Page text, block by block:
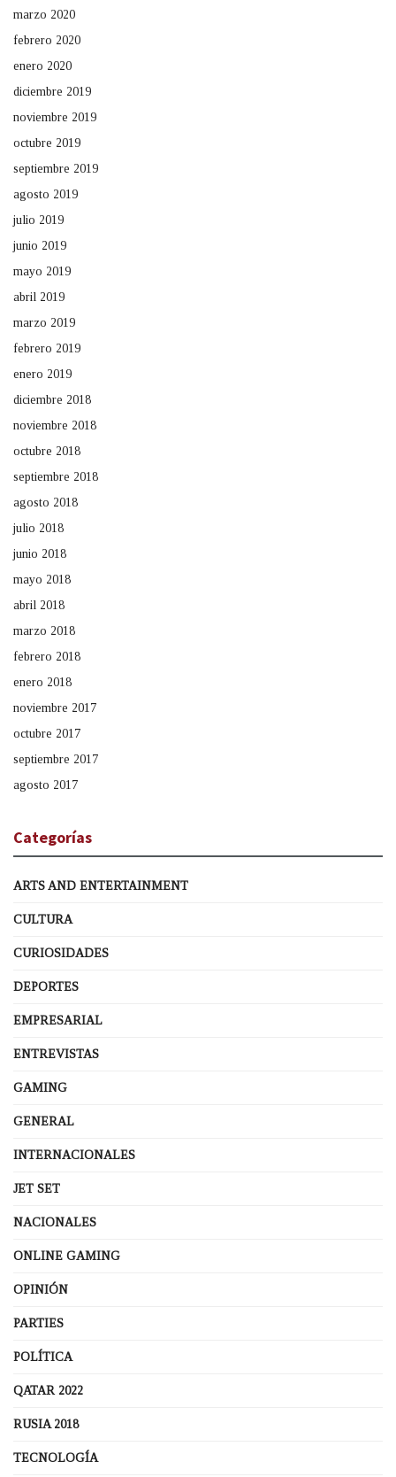
marzo 2020
febrero 2020
enero 2020
diciembre 2019
noviembre 2019
octubre 2019
septiembre 2019
agosto 2019
julio 2019
junio 2019
mayo 2019
abril 2019
marzo 2019
febrero 2019
enero 2019
diciembre 2018
noviembre 2018
octubre 2018
septiembre 2018
agosto 2018
julio 2018
junio 2018
mayo 2018
abril 2018
marzo 2018
febrero 2018
enero 2018
noviembre 2017
octubre 2017
septiembre 2017
agosto 2017
Categorías
ARTS AND ENTERTAINMENT
CULTURA
CURIOSIDADES
DEPORTES
EMPRESARIAL
ENTREVISTAS
GAMING
GENERAL
INTERNACIONALES
JET SET
NACIONALES
ONLINE GAMING
OPINIÓN
PARTIES
POLÍTICA
QATAR 2022
RUSIA 2018
TECNOLOGÍA